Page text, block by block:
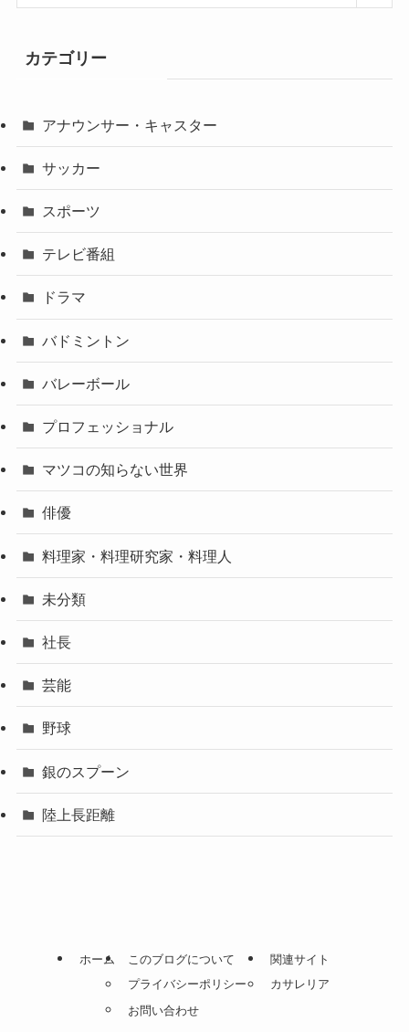
カテゴリー
アナウンサー・キャスター
サッカー
スポーツ
テレビ番組
ドラマ
バドミントン
バレーボール
プロフェッショナル
マツコの知らない世界
俳優
料理家・料理研究家・料理人
未分類
社長
芸能
野球
銀のスプーン
陸上長距離
ホーム
このブログについて
プライバシーポリシー
お問い合わせ
関連サイト
カサレリア